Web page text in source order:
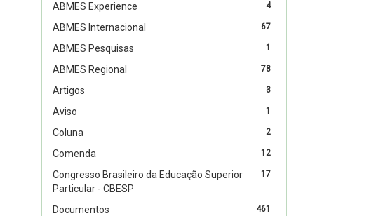
4
ABMES Experience
67
ABMES Internacional
1
ABMES Pesquisas
78
ABMES Regional
3
Artigos
1
Aviso
2
Coluna
12
Comenda
17
Congresso Brasileiro da Educação Superior
Particular - CBESP
461
Documentos